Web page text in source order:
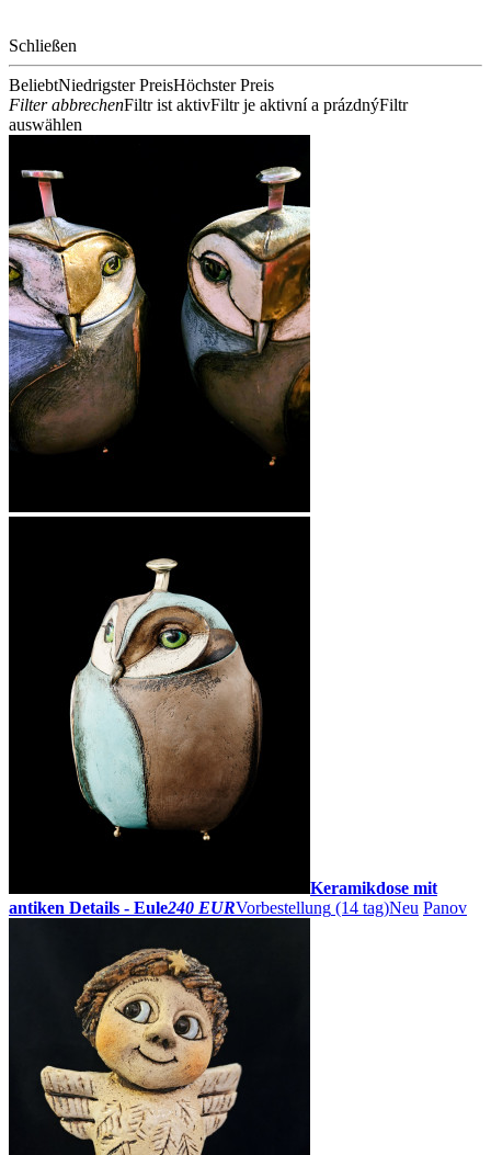
Schließen
BeliebtNiedrigster PreisHöchster Preis
Filter abbrechenFiltr ist aktivFiltr je aktivní a prázdnýFiltr
auswählen
Keramikdose mit
antiken Details - Eule240 EURVorbestellung (14 tag)Neu Panov